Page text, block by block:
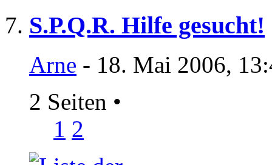
S.P.Q.R. Hilfe gesucht!
Arne - 18. Mai 2006,
2 Seiten •
1 2